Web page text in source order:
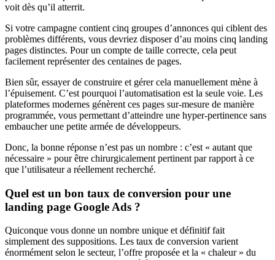
voit dès qu’il atterrit.
Si votre campagne contient cinq groupes d’annonces qui ciblent des
problèmes différents, vous devriez disposer d’au moins cinq landing
pages distinctes. Pour un compte de taille correcte, cela peut
facilement représenter des centaines de pages.
Bien sûr, essayer de construire et gérer cela manuellement mène à
l’épuisement. C’est pourquoi l’automatisation est la seule voie. Les
plateformes modernes génèrent ces pages sur-mesure de manière
programmée, vous permettant d’atteindre une hyper-pertinence sans
embaucher une petite armée de développeurs.
Donc, la bonne réponse n’est pas un nombre : c’est « autant que
nécessaire » pour être chirurgicalement pertinent par rapport à ce
que l’utilisateur a réellement recherché.
Quel est un bon taux de conversion pour une
landing page Google Ads ?
Quiconque vous donne un nombre unique et définitif fait
simplement des suppositions. Les taux de conversion varient
énormément selon le secteur, l’offre proposée et la « chaleur » du